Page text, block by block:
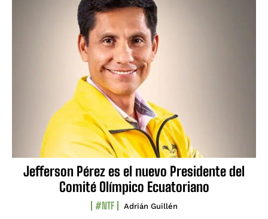
Jefferson Pérez es el nuevo Presidente del
Comité Olímpico Ecuatoriano
#NTF Adrián Guillén